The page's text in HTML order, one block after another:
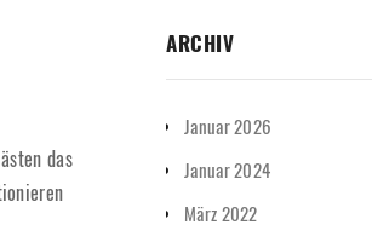
das
ARCHIV
Januar 2026
Januar 2024
März 2022